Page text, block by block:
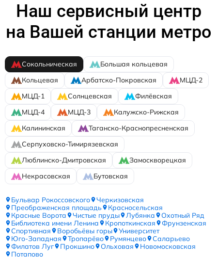
Наш сервисный центр
на Вашей станции метро
Сокольническая
Большая кольцевая
Кольцевая
Арбатско-Покровская
МЦД-2
МЦД-1
Солнцевская
Филёвская
МЦД-4
МЦД-3
Калужско-Рижская
Калининская
Таганско-Краснопресненская
Серпуховско-Тимирязевская
Люблинско-Дмитровская
Замоскворецкая
Некрасовская
Бутовская
Бульвар Рокоссовского
Черкизовская
Преображенская площадь
Красносельская
Красные Ворота
Чистые пруды Лубянка
Охотный Ряд
Библиотека имени Ленина
Кропоткинская
Фрунзенская
Спортивная
Воробьёвы горы
Университет
Юго-Западная
Тропарёво Румянцево
Саларьево
Филатов Луг
Прокшино Ольховая
Новомосковская
Потапово